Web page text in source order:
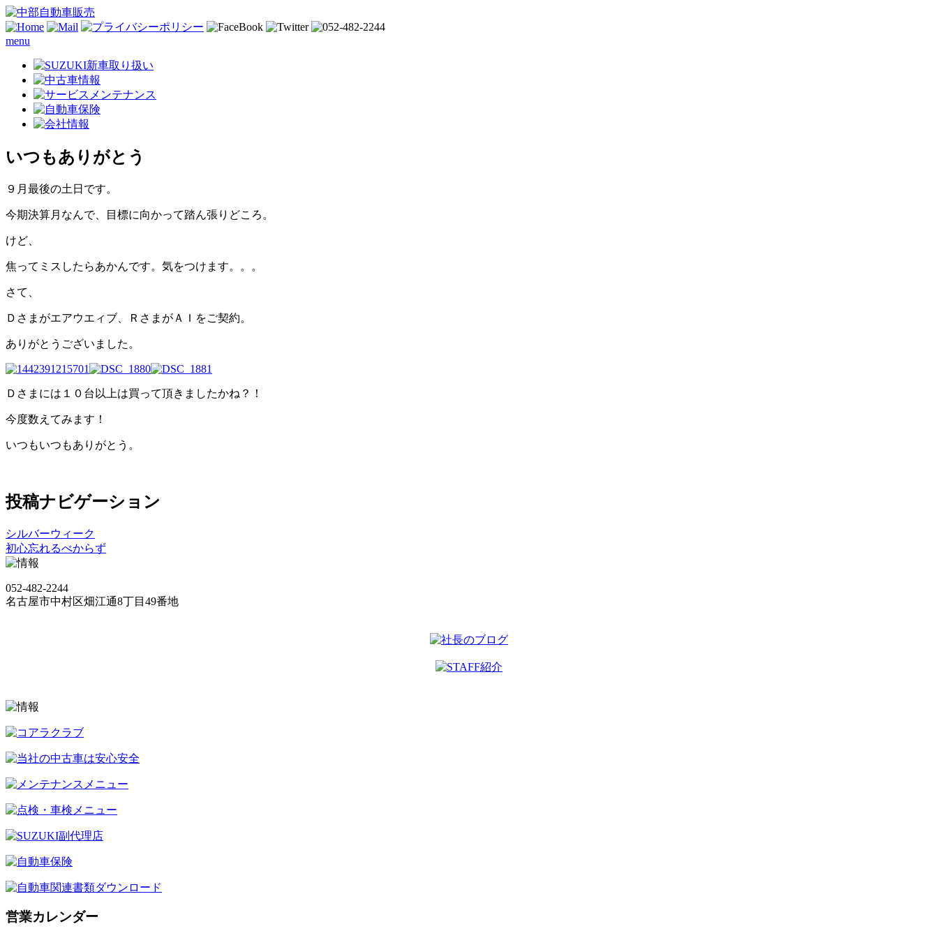
menu
いつもありがとう
９月最後の土日です。
今期決算月なんで、目標に向かって踏ん張りどころ。
けど、
焦ってミスしたらあかんです。気をつけます。。。
さて、
Ｄさまがエアウエィブ、ＲさまがＡＩをご契約。
ありがとうございました。
Ｄさまには１０台以上は買って頂きましたかね？！
今度数えてみます！
いつもいつもありがとう。
投稿ナビゲーション
シルバーウィーク
初心忘れるべからず
052-482-2244
名古屋市中村区畑江通8丁目49番地
営業カレンダー